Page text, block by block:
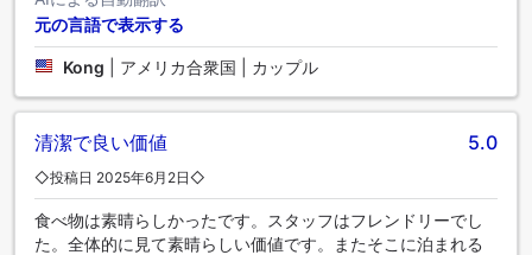
元の言語で表示する
Kong アメリカ合衆国 | カップル
清潔で良い価値 5.0
◇投稿日 2025年6月2日◇
食べ物は素晴らしかったです。スタッフはフレンドリーでし
た。全体的に見て素晴らしい価値です。またそこに泊まれる